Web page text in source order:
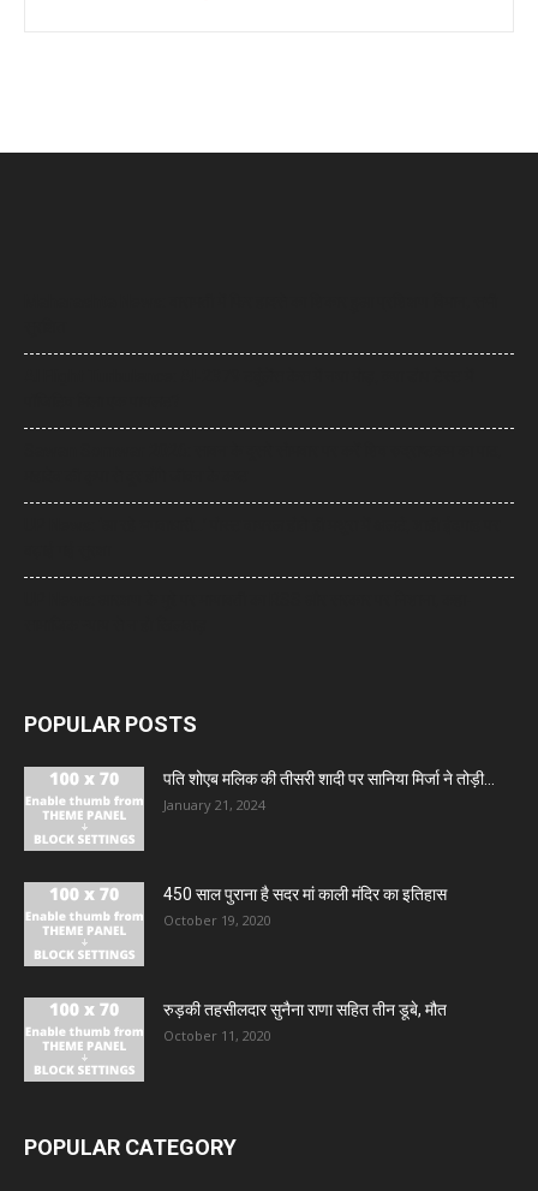
POPULAR POSTS
पति शोएब मलिक की तीसरी शादी पर सानिया मिर्जा ने तोड़ी...
January 21, 2024
450 साल पुराना है सदर मां काली मंदिर का इतिहास
October 19, 2020
रुड़की तहसीलदार सुनैना राणा सहित तीन डूबे, मौत
October 11, 2020
POPULAR CATEGORY